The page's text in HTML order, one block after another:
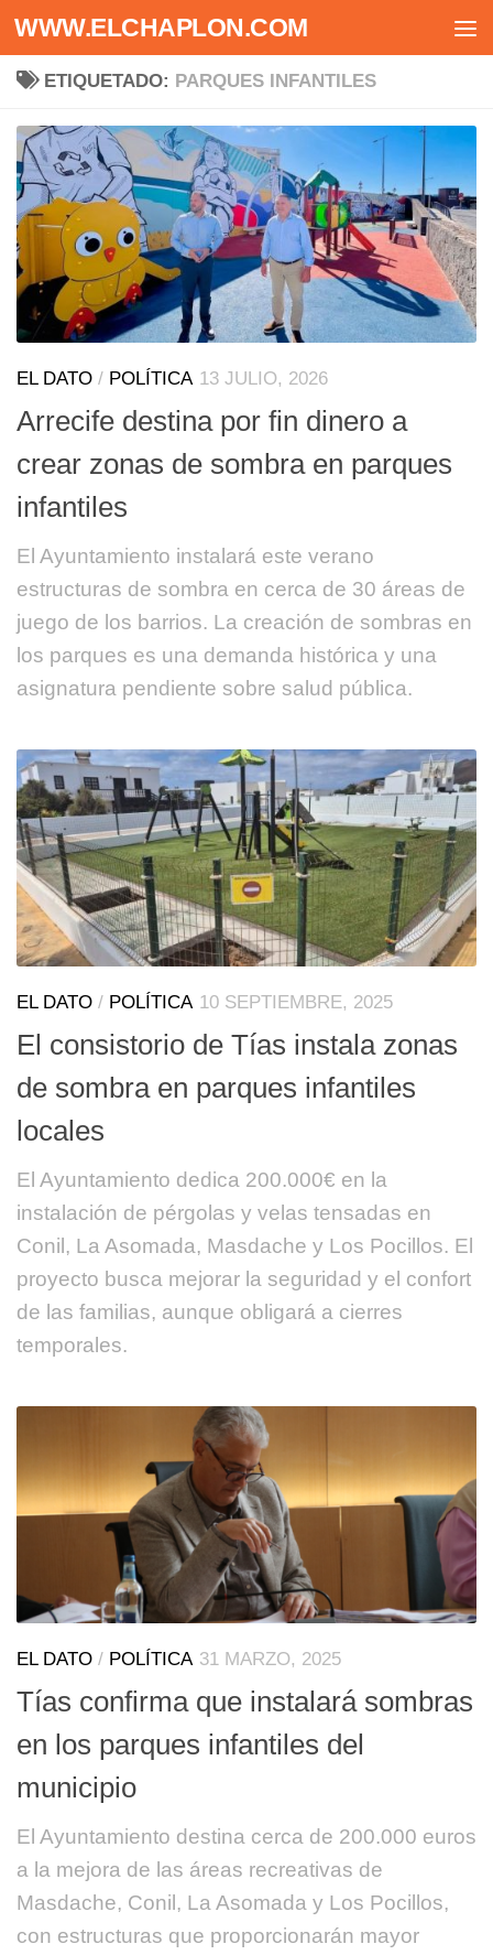
Saltar al contenido
WWW.ELCHAPLON.COM
ETIQUETADO: PARQUES INFANTILES
EL DATO / POLÍTICA 13 JULIO, 2026
Arrecife destina por fin dinero a
crear zonas de sombra en parques
infantiles
El Ayuntamiento instalará este verano
estructuras de sombra en cerca de 30 áreas de
juego de los barrios. La creación de sombras en
los parques es una demanda histórica y una
asignatura pendiente sobre salud pública.
EL DATO / POLÍTICA 10 SEPTIEMBRE, 2025
El consistorio de Tías instala zonas
de sombra en parques infantiles
locales
El Ayuntamiento dedica 200.000€ en la
instalación de pérgolas y velas tensadas en
Conil, La Asomada, Masdache y Los Pocillos. El
proyecto busca mejorar la seguridad y el confort
de las familias, aunque obligará a cierres
temporales.
EL DATO / POLÍTICA 31 MARZO, 2025
Tías confirma que instalará sombras
en los parques infantiles del
municipio
El Ayuntamiento destina cerca de 200.000 euros
a la mejora de las áreas recreativas de
Masdache, Conil, La Asomada y Los Pocillos,
con estructuras que proporcionarán mayor